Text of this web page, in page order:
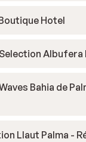
Hotel
Albufera
Bahia de
Llaut Palma -